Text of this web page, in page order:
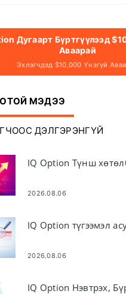
Дугаарт Бүртгүүлээд
Аваарай
Эхлэгчдэд $10,000 Үнэгүй
МЭДЭЭ
ДЭЛГЭРЭНГҮЙ
IQ Option Түнш
2026.08.06
IQ Option түгээмэл
2026.08.06
IQ Option Нэвтрэх,